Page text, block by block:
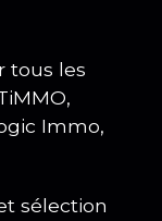
tous les
Immo,
sélection